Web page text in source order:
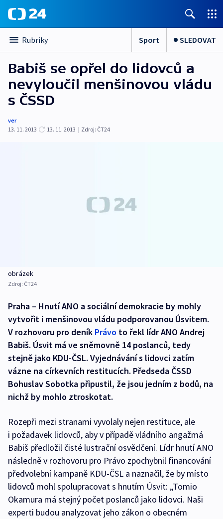
Rubriky Sport SLEDOVAT
Babiš se opřel do lidovců a
nevyloučil menšinovou vládu
s ČSSD
ver
13. 11. 2013
13. 11. 2013 | Zdroj: ČT24
obrázek
Zdroj: ČT24
Praha – Hnutí ANO a sociální demokracie by mohly
vytvořit i menšinovou vládu podporovanou Úsvitem.
V rozhovoru pro deník Právo to řekl lídr ANO Andrej
Babiš. Úsvit má ve sněmovně 14 poslanců, tedy
stejně jako KDU-ČSL. Vyjednávání s lidovci zatím
vázne na církevních restitucích. Předseda ČSSD
Bohuslav Sobotka připustil, že jsou jedním z bodů, na
nichž by mohlo ztroskotat.
Rozepři mezi stranami vyvolaly nejen restituce, ale
i požadavek lidovců, aby v případě vládního angažmá
Babiš předložil čisté lustrační osvědčení. Lídr hnutí ANO
následně v rozhovoru pro Právo zpochybnil financování
předvolební kampaně KDU-ČSL a naznačil, že by místo
lidovců mohl spolupracovat s hnutím Úsvit: „Tomio
Okamura má stejný počet poslanců jako lidovci. Naši
experti budou analyzovat jeho zákon o obecném